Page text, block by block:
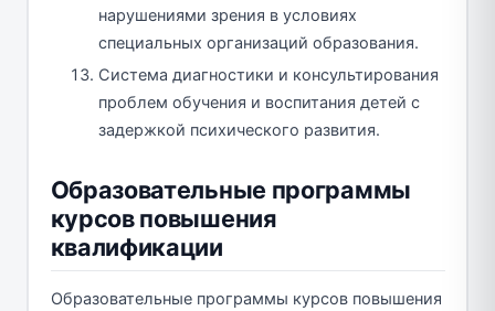
нарушениями зрения в условиях
специальных организаций образования.
Система диагностики и консультирования
проблем обучения и воспитания детей с
задержкой психического развития.
Образовательные программы
курсов повышения
квалификации
Образовательные программы курсов повышения